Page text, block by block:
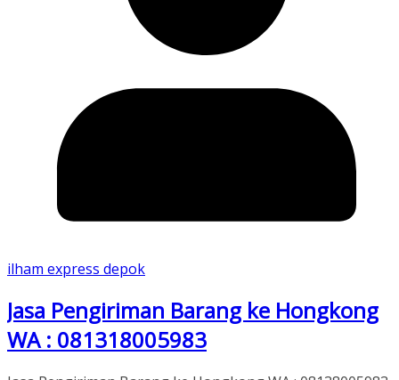
ilham express depok
Jasa Pengiriman Barang ke Hongkong
WA : 081318005983